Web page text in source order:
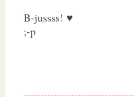
B-jussss! ♥
;-p